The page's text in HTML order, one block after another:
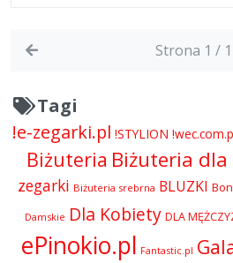
Strona 1 /
Tagi
!e-zegarki.pl !STYLION
Biżuteria Biżuteria
zegarki Biżuteria srebrna BLUZKI
Damskie Dla Kobiety DLA
ePinokio.pl Fantastic.pl